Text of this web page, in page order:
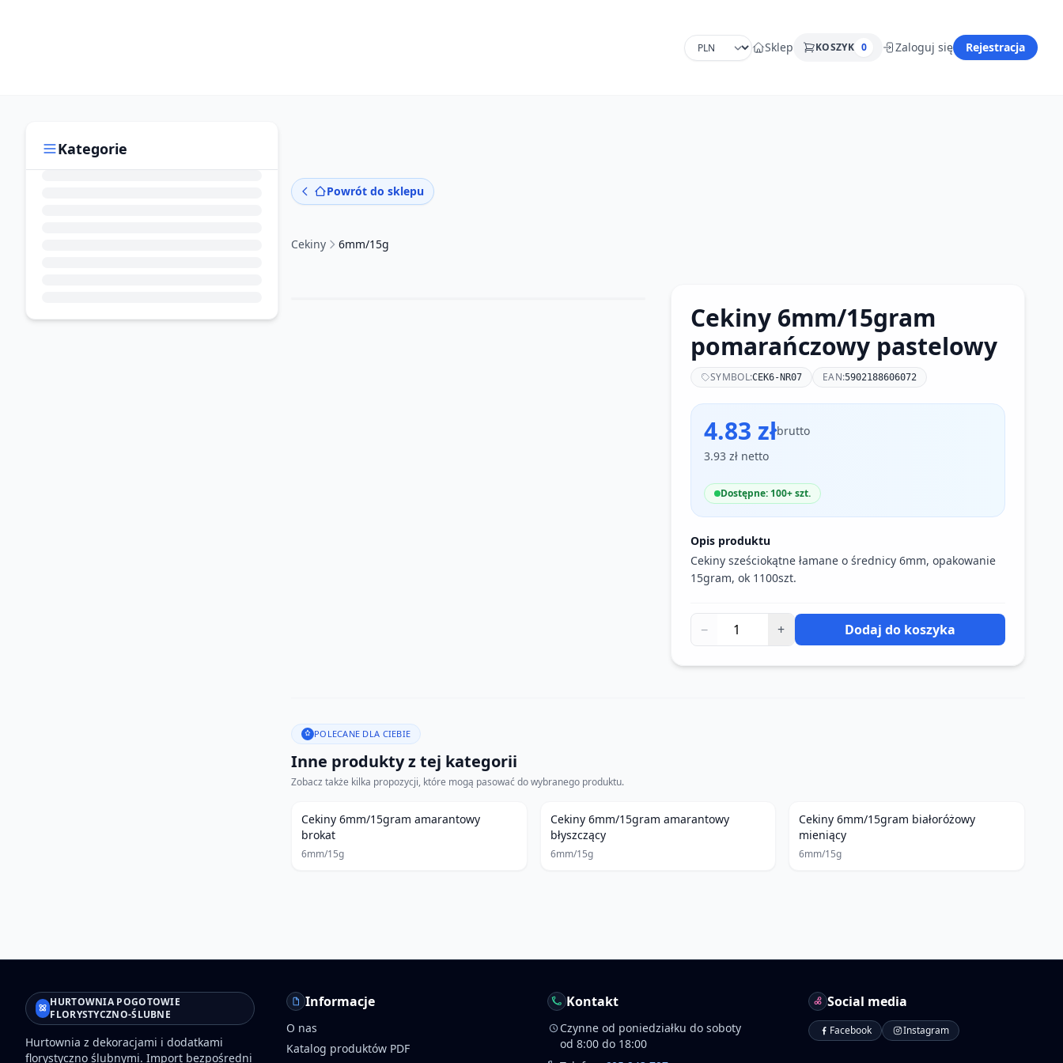
Sklep KOSZYK 0 Zaloguj się Rejestracja
Kategorie
Powrót do sklepu
Cekiny 6mm/15g
Cekiny 6mm/15gram
pomarańczowy pastelowy
SYMBOL:CEK6-NR07 EAN:5902188606072
4.83 złbrutto
3.93 zł netto
Dostępne: 100+ szt.
Opis produktu
Cekiny sześciokątne łamane o średnicy 6mm, opakowanie
15gram, ok 1100szt.
− + Dodaj do koszyka
POLECANE DLA CIEBIE
Inne produkty z tej kategorii
Zobacz także kilka propozycji, które mogą pasować do wybranego produktu.
Cekiny 6mm/15gram amarantowy
brokat
6mm/15g
Cekiny 6mm/15gram amarantowy
błyszczący
6mm/15g
Cekiny 6mm/15gram białoróżowy
mieniący
6mm/15g
HURTOWNIA POGOTOWIE
FLORYSTYCZNO-ŚLUBNE
Hurtownia z dekoracjami i dodatkami
florystyczno ślubnymi. Import bezpośredni
Informacje
O nas
Katalog produktów PDF
Kontakt
Czynne od poniedziałku do soboty
od 8:00 do 18:00
Social media
Facebook Instagram